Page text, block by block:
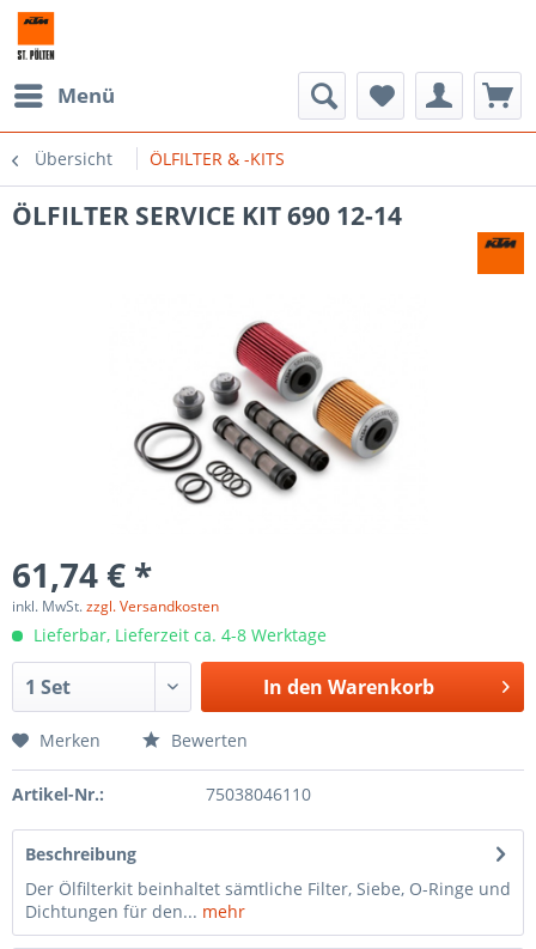
Menü
Übersicht ÖLFILTER & -KITS
ÖLFILTER SERVICE KIT 690 12-14
61,74 € *
inkl. MwSt.zzgl. Versandkosten
Lieferbar, Lieferzeit ca. 4-8 Werktage
In den Warenkorb
Merken Bewerten
Artikel-Nr.: 75038046110
Beschreibung
Der Ölfilterkit beinhaltet sämtliche Filter, Siebe, O-Ringe und
Dichtungen für den... mehr